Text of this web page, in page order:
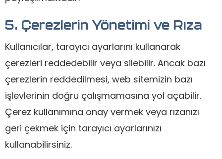
5. Çerezlerin Yönetimi ve Rıza
Kullanıcılar, tarayıcı ayarlarını kullanarak
çerezleri reddedebilir veya silebilir. Ancak bazı
çerezlerin reddedilmesi, web sitemizin bazı
işlevlerinin doğru çalışmamasına yol açabilir.
Çerez kullanımına onay vermek veya rızanızı
geri çekmek için tarayıcı ayarlarınızı
kullanabilirsiniz.